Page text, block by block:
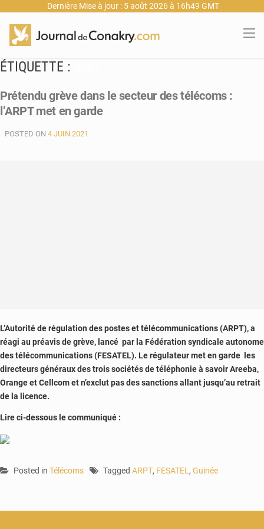
Dernière Mise à jour : 5 août 2026 à 16h49 GMT
ÉTIQUETTE :
Prétendu grève dans le secteur des télécoms :
l’ARPT met en garde
POSTED ON 4 JUIN 2021
L’Autorité de régulation des postes et télécommunications (ARPT), a
réagi au préavis de grève, lancé par la Fédération syndicale autonome
des télécommunications (FESATEL). Le régulateur met en garde les
directeurs généraux des trois sociétés de téléphonie à savoir Areeba,
Orange et Cellcom et n’exclut pas des sanctions allant jusqu’au retrait
de la licence.
Lire ci-dessous le communiqué :
Posted in Télécoms Tagged ARPT, FESATEL , Guinée